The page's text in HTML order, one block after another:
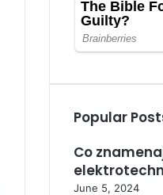
Popular
Co
June 5, 2024